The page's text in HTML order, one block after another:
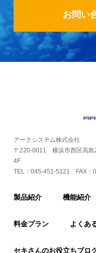
お問い
アークシステム株式会社
〒220-0011 横浜市西区高島
4F
TEL： 045-451-5121 FAX：
製品紹介 機能紹介
料金プラン よくあ
セキさんのお役立ちブロ